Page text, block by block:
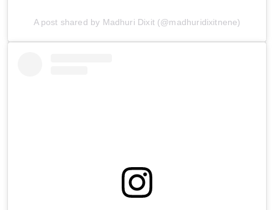
A post shared by Madhuri Dixit (@madhuridixitnene)